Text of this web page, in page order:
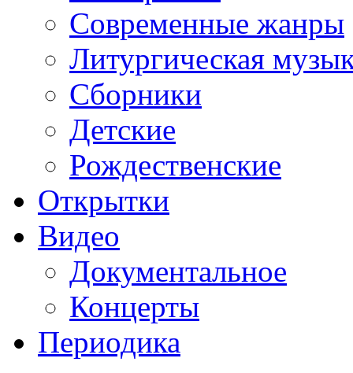
Современные жанры
Литургическая
Сборники
Детские
Рождественские
Открытки
Видео
Документальное
Концерты
Периодика